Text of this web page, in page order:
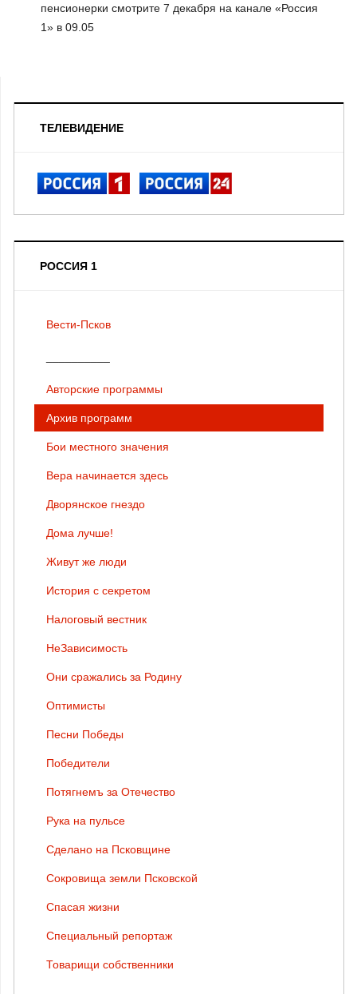
пенсионерки смотрите 7 декабря на канале «Россия
1» в 09.05
ТЕЛЕВИДЕНИЕ
РОССИЯ 1
Вести-Псков
Авторские программы
Архив программ
Бои местного значения
Вера начинается здесь
Дворянское гнездо
Дома лучше!
Живут же люди
История с секретом
Налоговый вестник
НеЗависимость
Они сражались за Родину
Оптимисты
Песни Победы
Победители
Потягнемъ за Отечество
Рука на пульсе
Сделано на Псковщине
Сокровища земли Псковской
Спасая жизни
Специальный репортаж
Товарищи собственники